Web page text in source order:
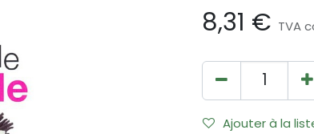
8,31 € TVA
Ajouter à la